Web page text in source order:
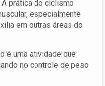
A prática do ciclismo
especialmente
em outras áreas do
é uma atividade que
no controle de peso